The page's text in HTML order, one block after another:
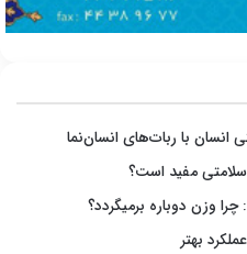
انسان با ربات‌های انسان‌نما
مفید است؟
چرا وزن دوباره برمیگردد؟
بهتر